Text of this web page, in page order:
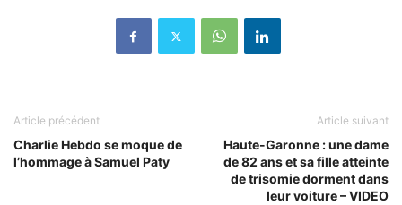
Article précédent
Charlie Hebdo se moque de
l’hommage à Samuel Paty
Article suivant
Haute-Garonne : une dame
de 82 ans et sa fille atteinte
de trisomie dorment dans
leur voiture – VIDEO